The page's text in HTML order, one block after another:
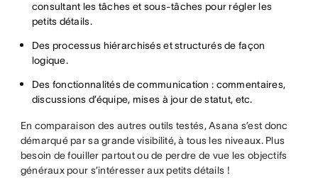
consultant les tâches et sous-tâches pour régler les
petits détails.
Des processus hiérarchisés et structurés de façon
logique.
Des fonctionnalités de communication : commentaires,
discussions d’équipe, mises à jour de statut, etc.
En comparaison des autres outils testés, Asana s’est donc
démarqué par sa grande visibilité, à tous les niveaux. Plus
besoin de fouiller partout ou de perdre de vue les objectifs
généraux pour s’intéresser aux petits détails !